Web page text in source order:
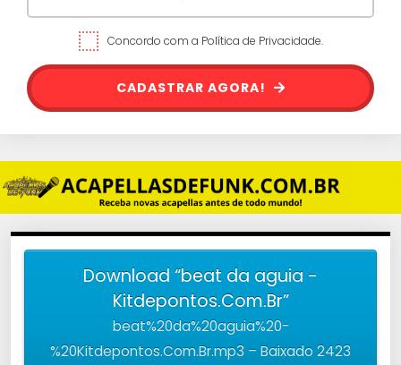
Concordo com a Política de Privacidade.
CADASTRAR AGORA!
Download “beat da aguia -
Kitdepontos.Com.Br”
beat%20da%20aguia%20-
%20Kitdepontos.Com.Br.mp3 – Baixado 2423